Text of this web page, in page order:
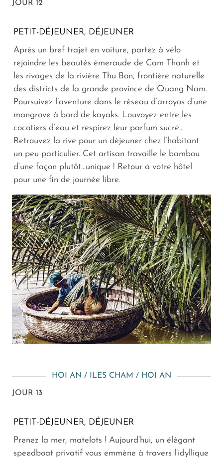
JOUR 12
PETIT-DÉJEUNER, DÉJEUNER
Après un bref trajet en voiture, partez à vélo
rejoindre les beautés émeraude de Cam Thanh et
les rivages de la rivière Thu Bon, frontière naturelle
des districts de la grande province de Quang Nam.
Poursuivez l’aventure dans le réseau d’arroyos d’une
mangrove à bord de kayaks. Louvoyez entre les
cocotiers d’eau et respirez leur parfum sucré...
Retrouvez la rive pour un déjeuner chez l’habitant
un peu particulier. Cet artisan travaille le bambou
d’une façon plutôt…unique ! Retour à votre hôtel
pour une fin de journée libre.
HOI AN / ILES CHAM / HOI AN
JOUR 13
PETIT-DÉJEUNER, DÉJEUNER
Prenez la mer, matelots ! Aujourd’hui, un élégant
speedboat privatif vous emmène à travers l’idyllique